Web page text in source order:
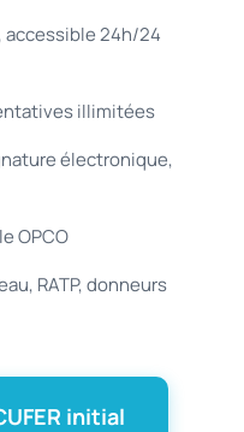
accessible 24h/24
illimitées
électronique,
OPCO
RATP, donneurs
initial